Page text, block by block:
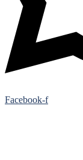
Facebook-f